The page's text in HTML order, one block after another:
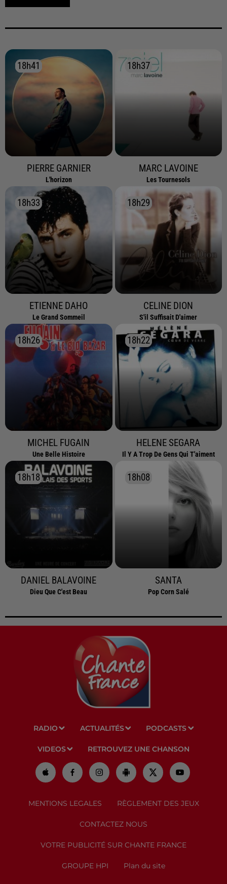
18h41
18h41
PIERRE GARNIER
L'horizon
18h37
18h37
MARC LAVOINE
Les Tournesols
18h33
18h33
ETIENNE DAHO
Le Grand Sommeil
18h29
18h29
CELINE DION
S'il Suffisait D'aimer
18h26
18h26
MICHEL FUGAIN
Une Belle Histoire
18h22
18h22
HELENE SEGARA
Il Y A Trop De Gens Qui T'aiment
18h18
18h18
DANIEL BALAVOINE
Dieu Que C'est Beau
18h08
18h08
SANTA
Pop Corn Salé
RADIO ACTUALITÉS PODCASTS
VIDEOS RETROUVEZ UNE CHANSON
MENTIONS LEGALES RÈGLEMENT DES JEUX
CONTACTEZ NOUS
VOTRE PUBLICITÉ SUR CHANTE FRANCE
GROUPE HPI Plan du site